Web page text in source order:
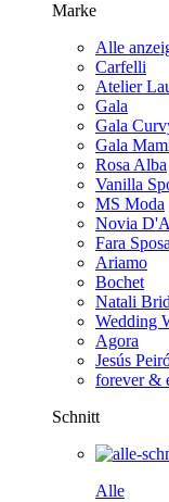
Marke
Alle
Carfelli
Atelier
Gala
Gala
Gala
Rosa Alba
Vanilla
MS Moda
Novia
Fara
Ariamo
Bochet
Natali
Wedding
Agora
Jesús
forever &
Schnitt
Alle